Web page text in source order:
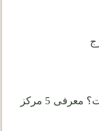
بهترین فروشگاه درب ضد سرقت در کرج کجاست؟ معرفی 5 مرکز